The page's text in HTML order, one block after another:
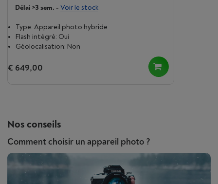
Délai >3 sem. - Voir le stock
Type: Appareil photo hybride
Flash intégré: Oui
Géolocalisation: Non
€ 649,00
Nos conseils
Comment choisir un appareil photo ?